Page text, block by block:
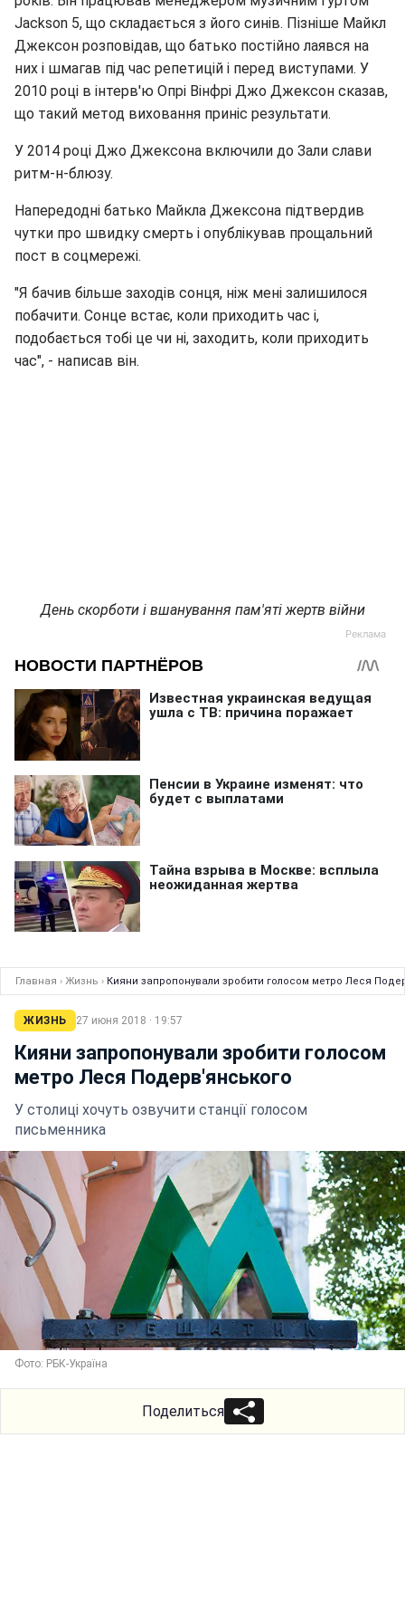
Jackson 5, що складається з його синів. Пізніше Майкл
Джексон розповідав, що батько постійно лаявся на
них і шмагав під час репетицій і перед виступами. У
2010 році в інтерв'ю Опрі Вінфрі Джо Джексон сказав,
що такий метод виховання приніс результати.
У 2014 році Джо Джексона включили до Зали слави
ритм-н-блюзу.
Напередодні батько Майкла Джексона підтвердив
чутки про швидку смерть і опублікував прощальний
пост в соцмережі.
"Я бачив більше заходів сонця, ніж мені залишилося
побачити. Сонце встає, коли приходить час і,
подобається тобі це чи ні, заходить, коли приходить
час", - написав він.
День скорботи і вшанування пам'яті жертв війни
Главная › Жизнь › Кияни запропонували зробити голосом метро Леся
ЖИЗНЬ 27 июня 2018 · 19:57
Кияни запропонували зробити голосом
метро Леся Подерв'янського
У столиці хочуть озвучити станції голосом
письменника
Фото: РБК-Україна
Поделиться